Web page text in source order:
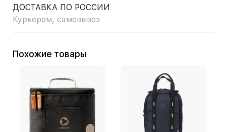
ДОСТАВКА ПО РОССИИ
Курьером, самовывоз
Похожие товары